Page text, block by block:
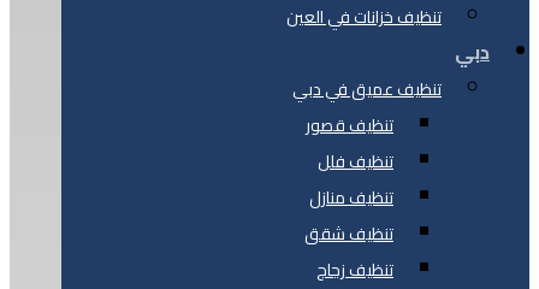
تنظيف خزانات في العين
دبي
تنظيف عميق في دبي
تنظيف قصور
تنظيف فلل
تنظيف منازل
تنظيف شقق
تنظيف زجاج